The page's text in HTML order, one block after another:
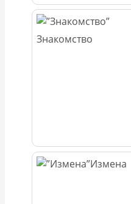
Знакомство
Измена